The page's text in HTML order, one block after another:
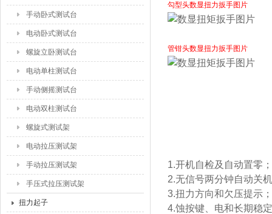
手动卧式测试台
电动卧式测试台
螺旋立卧测试台
电动单柱测试台
手动侧摇测试台
电动双柱测试台
螺旋式测试架
电动拉压测试架
手动拉压测试架
手压式拉压测试架
扭力起子
勾型头数显扭力扳手图片
管钳头数显扭力扳手图片
1.开机自检及自动置零
2.无信号两分钟自动关
3.扭力方向和欠压提示；
4.蚀按键、电和长期稳